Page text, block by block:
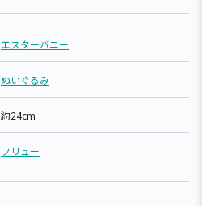
エスターバニー
ぬいぐるみ
約24cm
フリュー